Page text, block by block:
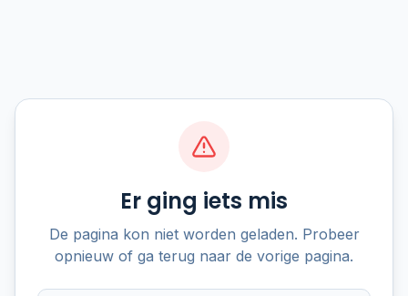
Er ging iets mis
De pagina kon niet worden geladen. Probeer
opnieuw of ga terug naar de vorige pagina.